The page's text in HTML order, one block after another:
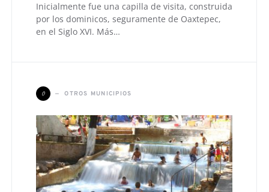
Inicialmente fue una capilla de visita, construida
por los dominicos, seguramente de Oaxtepec,
en el Siglo XVI. Más…
O OTROS MUNICIPIOS